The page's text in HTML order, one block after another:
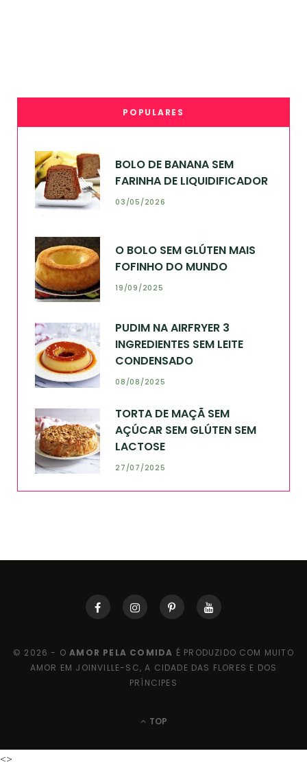
POPULARES
BOLO DE BANANA SEM
FARINHA DE LIQUIDIFICADOR
03/05/2026
O BOLO SEM GLÚTEN MAIS
FOFINHO DO MUNDO
19/09/2025
PUDIM NA AIRFRYER 3
INGREDIENTES SEM LEITE
CONDENSADO
08/08/2025
TORTA DE MAÇÃ SEM
AÇÚCAR SEM GLÚTEN SEM
LACTOSE
27/07/2025
© 2026 - OAMOR PELA COMIDA É PRODUZIDO COM MUITO
AMOR EM JOINVILLE-SC, A CIDADE DAS FLORES E DOS
PRÍNCIPES
TOP
<>